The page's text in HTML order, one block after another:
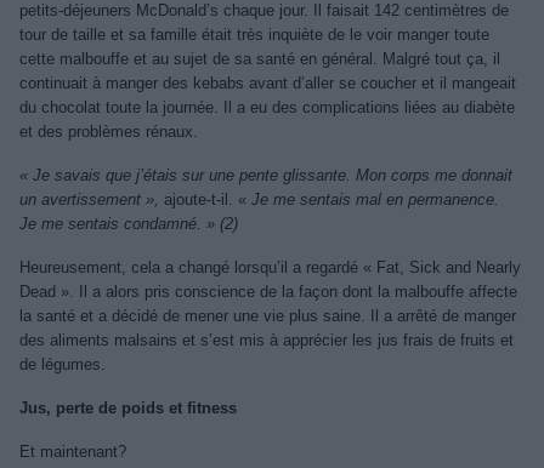
petits-déjeuners McDonald’s chaque jour. Il faisait 142 centimètres de
tour de taille et sa famille était très inquiète de le voir manger toute
cette malbouffe et au sujet de sa santé en général. Malgré tout ça, il
continuait à manger des kebabs avant d’aller se coucher et il mangeait
du chocolat toute la journée. Il a eu des complications liées au diabète
et des problèmes rénaux.
« Je savais que j’étais sur une pente glissante. Mon corps me donnait
un avertissement », ajoute-t-il. « Je me sentais mal en permanence.
Je me sentais condamné. » (2)
Heureusement, cela a changé lorsqu’il a regardé « Fat, Sick and Nearly
Dead ». Il a alors pris conscience de la façon dont la malbouffe affecte
la santé et a décidé de mener une vie plus saine. Il a arrêté de manger
des aliments malsains et s’est mis à apprécier les jus frais de fruits et
de légumes.
Jus, perte de poids et fitness
Et maintenant?